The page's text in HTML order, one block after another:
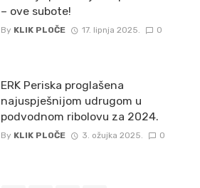
– ove subote!
By KLIK PLOČE 17. lipnja 2025. 0
ERK Periska proglašena
najuspješnijom udrugom u
podvodnom ribolovu za 2024.
By KLIK PLOČE 3. ožujka 2025. 0